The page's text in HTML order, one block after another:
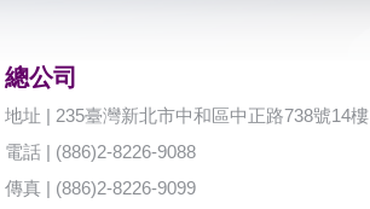
總公司
地址 | 235臺灣新北市中和區中正路738號14樓
電話 | (886)2-8226-9088
傳真 | (886)2-8226-9099